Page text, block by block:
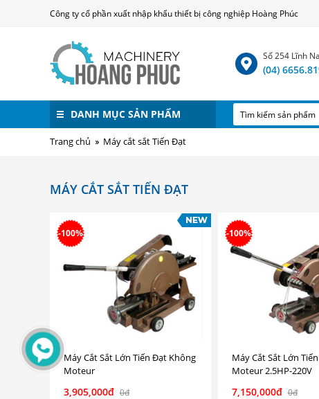
Công ty cổ phần xuất nhập khẩu thiết bị công nghiệp Hoàng Phúc
Số 254 Lĩnh
(04)
DANH MỤC SẢN PHẨM
Trang chủ Máy cắt sắt Tiến Đạt
MÁY CẮT SẮT TIẾN ĐẠT
-100%
Máy Cắt Sắt Lớn Tiến Đạt Không
Moteur
3,905,000đ 0đ
-100%
Máy Cắt Sắt Lớn
Moteur 2.5HP-220V
7,150,000đ 0đ